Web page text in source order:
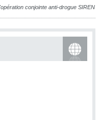
conjointe anti-drogue SIREN